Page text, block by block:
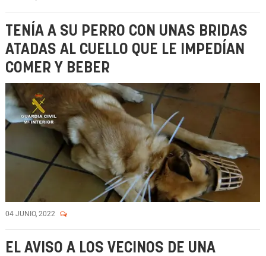
TENÍA A SU PERRO CON UNAS BRIDAS
ATADAS AL CUELLO QUE LE IMPEDÍAN
COMER Y BEBER
04 JUNIO, 2022
EL AVISO A LOS VECINOS DE UNA